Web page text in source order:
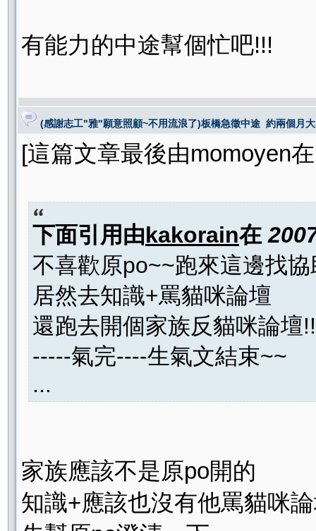
有能力的中途幫個忙吧!!!
(感謝志工"雅"願意照顧~不用流浪了)板橋急徵中途 約兩個月
[這篇文章最後由momoyen
下面引用由kakorain在
不喜歡原po~~跑來這邊找協
居然去知識+罵貓咪論壇
還跑去開個家族反貓咪論壇
-----氣完----生氣文結束~~
...
家族應該不是原po開的
知識+應該也沒有他罵貓咪